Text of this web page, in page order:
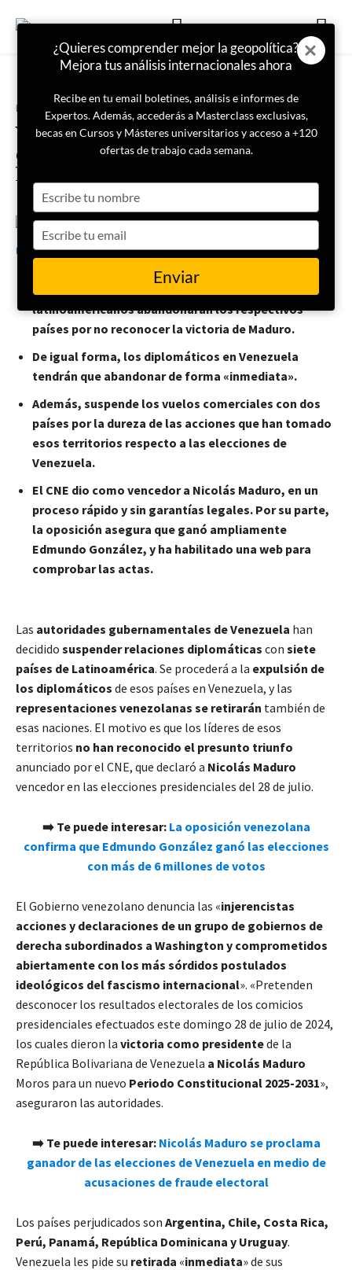
Portada
Venezuela suspende relaciones
diplomáticas con 7 países
latinoamericanos
LISA News
Los diplomáticos de Venezuela de siete países
latinoamericanos abandonarán los respectivos
países por no reconocer la victoria de Maduro.
De igual forma, los diplomáticos en Venezuela
tendrán que abandonar de forma «inmediata».
Además, suspende los vuelos comerciales con dos
países por la dureza de las acciones que han tomado
esos territorios respecto a las elecciones de
Venezuela.
El CNE dio como vencedor a Nicolás Maduro, en un
proceso rápido y sin garantías legales. Por su parte,
la oposición asegura que ganó ampliamente
Edmundo González, y ha habilitado una web para
comprobar las actas.
Las autoridades gubernamentales de Venezuela han
decidido suspender relaciones diplomáticas con siete
países de Latinoamérica. Se procederá a la expulsión de
los diplomáticos de esos países en Venezuela, y las
representaciones venezolanas se retirarán también de
esas naciones. El motivo es que los líderes de esos
territorios no han reconocido el presunto triunfo
anunciado por el CNE, que declaró a Nicolás Maduro
vencedor en las elecciones presidenciales del 28 de julio.
➡️ Te puede interesar: La oposición venezolana
confirma que Edmundo González ganó las elecciones
con más de 6 millones de votos
El Gobierno venezolano denuncia las «injerencistas
acciones y declaraciones de un grupo de gobiernos de
derecha subordinados a Washington y comprometidos
abiertamente con los más sórdidos postulados
ideológicos del fascismo internacional». «Pretenden
desconocer los resultados electorales de los comicios
presidenciales efectuados este domingo 28 de julio de 2024,
los cuales dieron la victoria como presidentede la
República Bolivariana de Venezuela a Nicolás Maduro
Moros para un nuevo Periodo Constitucional 2025-2031»,
aseguraron las autoridades.
➡️ Te puede interesar: Nicolás Maduro se proclama
ganador de las elecciones de Venezuela en medio de
acusaciones de fraude electoral
Los países perjudicados son Argentina, Chile, Costa Rica,
Perú, Panamá, República Dominicana y Uruguay.
Venezuela les pide su retirada «inmediata» de sus
¿Quieres comprender mejor la geopolítica?
Mejora tus análisis internacionales ahora
Recibe en tu email boletines, análisis e informes de
Expertos. Además, accederás a Masterclass exclusivas,
becas en Cursos y Másteres universitarios y acceso a +120
ofertas de trabajo cada semana.
your
name
your
email
Enviar